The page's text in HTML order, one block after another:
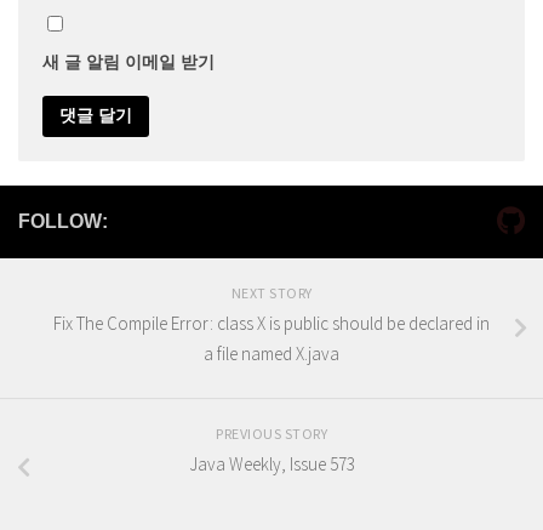
새 글 알림 이메일 받기
FOLLOW:
NEXT STORY
Fix The Compile Error: class X is public should be declared in
a file named X.java
PREVIOUS STORY
Java Weekly, Issue 573